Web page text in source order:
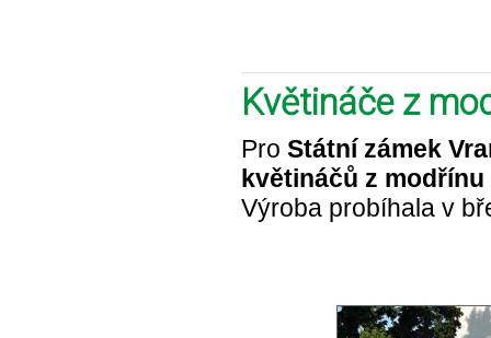
Květináče z
Pro Státní zámek
květináčů z modřínu
Výroba probíhala v